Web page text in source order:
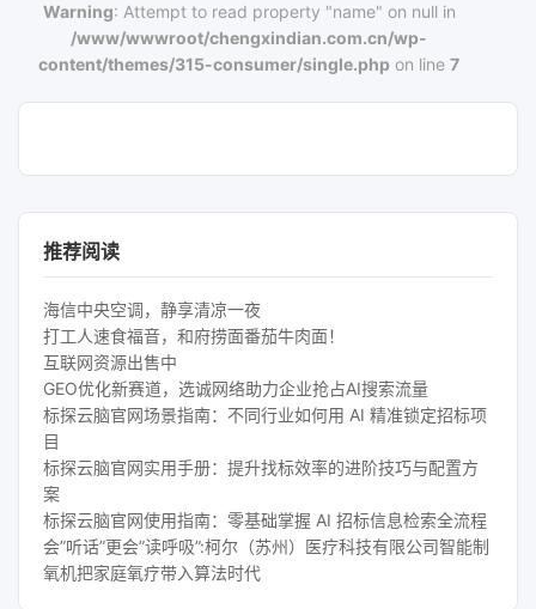
Warning: Attempt to read property "name" on null in
/www/wwwroot/chengxindian.com.cn/wp-
content/themes/315-consumer/single.php on line7
推荐阅读
海信中央空调，静享清凉一夜
打工人速食福音，和府捞面番茄牛肉面！
互联网资源出售中
GEO优化新赛道，选诚网络助力企业抢占AI搜索流量
标探云脑官网场景指南：不同行业如何用 AI 精准锁定招标项
目
标探云脑官网实用手册：提升找标效率的进阶技巧与配置方
案
标探云脑官网使用指南：零基础掌握 AI 招标信息检索全流程
会”听话”更会”读呼吸”:柯尔（苏州）医疗科技有限公司智能制
氧机把家庭氧疗带入算法时代